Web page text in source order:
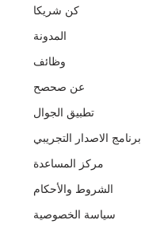
كن شريكا
المدونة
وظائف
عن صحصح
تطبيق الجوال
برنامج الاصدار التجريبي
مركز المساعدة
الشروط والأحكام
سياسة الخصوصية